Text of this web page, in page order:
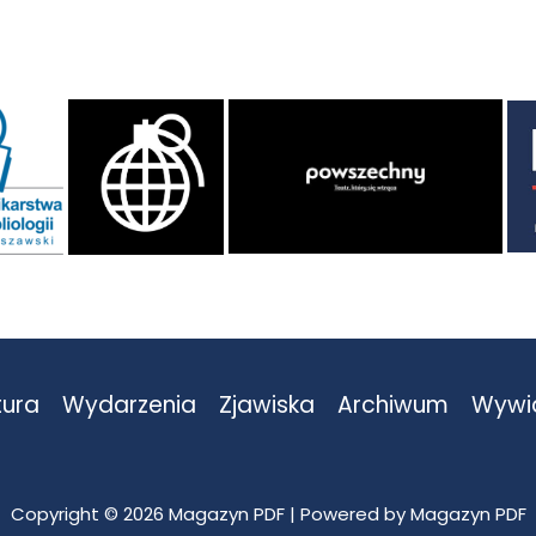
Wydarzenia Zjawiska Archiwum
Copyright © 2026 Magazyn PDF | Powered by Magazyn PDF